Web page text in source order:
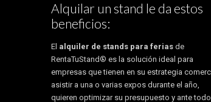
Alquilar un stand le da estos
beneficios:
El alquiler de stands para ferias de
RentaTuStand® es la solución ideal para
empresas que tienen en su estrategia
asistir a una o varias expos durante el año,
quieren optimizar su presupuesto y ante todo